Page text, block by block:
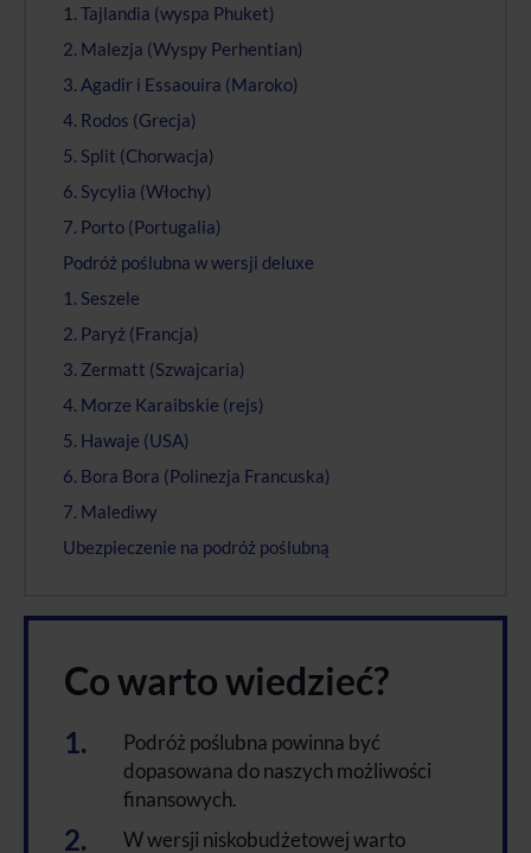
Co warto wiedzieć?
Podróż poślubna powinna być
dopasowana do naszych możliwości
finansowych.
W wersji niskobudżetowej warto
1. Tajlandia (wyspa Phuket)
2. Malezja (Wyspy Perhentian)
3. Agadir i Essaouira (Maroko)
4. Rodos (Grecja)
5. Split (Chorwacja)
6. Sycylia (Włochy)
7. Porto (Portugalia)
Podróż poślubna w wersji deluxe
1. Seszele
2. Paryż (Francja)
3. Zermatt (Szwajcaria)
4. Morze Karaibskie (rejs)
5. Hawaje (USA)
6. Bora Bora (Polinezja Francuska)
7. Malediwy
Ubezpieczenie na podróż poślubną